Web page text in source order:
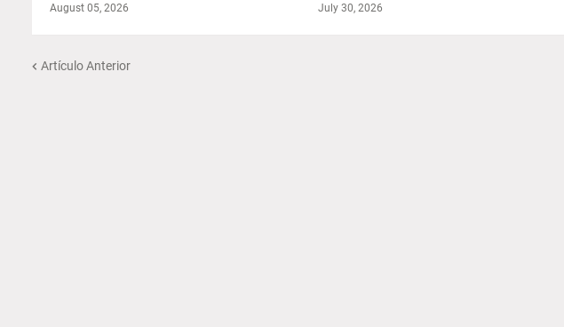
August 05, 2026 July 30, 2026
Artículo Anterior